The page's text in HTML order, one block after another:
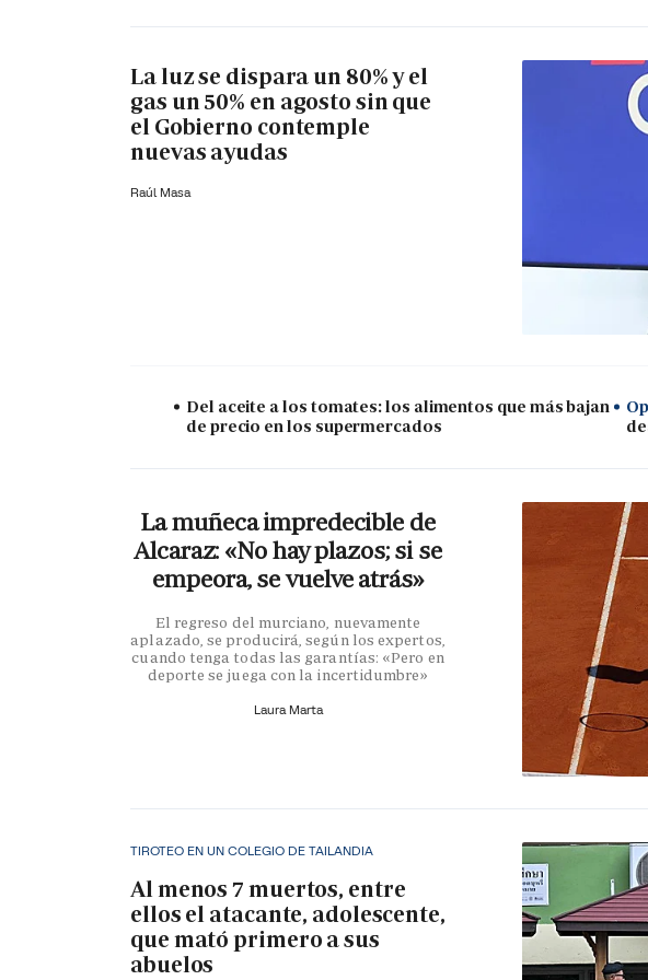
La luz se dispara un 80% y el
gas un 50% en agosto sin que
el Gobierno contemple
nuevas ayudas
Raúl Masa
Del aceite a los tomates: los alimentos que más bajan
de precio en los supermercados
La muñeca impredecible de
Alcaraz: «No hay plazos; si se
empeora, se vuelve atrás»
El regreso del murciano, nuevamente
aplazado, se producirá, según los expertos,
cuando tenga todas las garantías: «Pero en
deporte se juega con la incertidumbre»
Laura Marta
TIROTEO EN UN COLEGIO DE TAILANDIA
Al menos 7 muertos, entre
ellos el atacante, adolescente,
que mató primero a sus
abuelos